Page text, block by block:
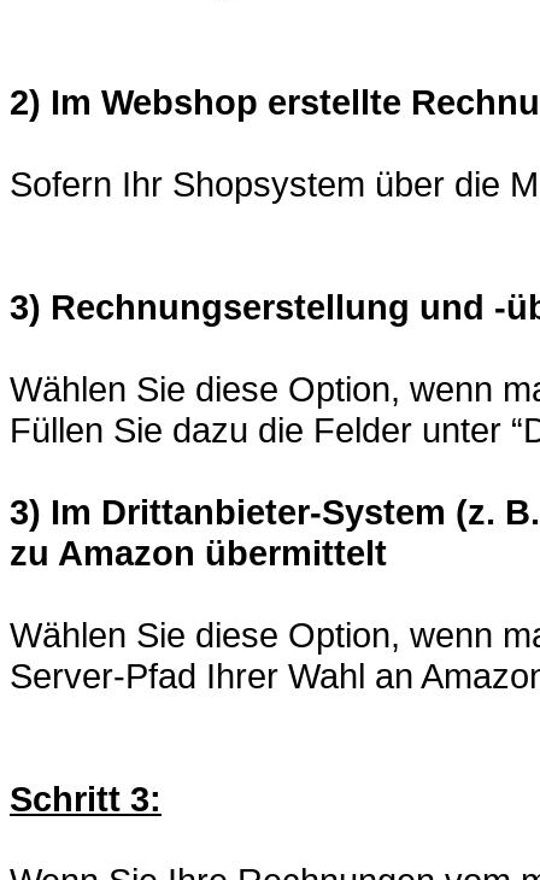
2) Im Webshop erstellte
Sofern Ihr Shopsystem über die
3) Rechnungserstellung und -
Wählen Sie diese Option, wenn
Füllen Sie dazu die Felder unter
3) Im Drittanbieter-System (z.
zu Amazon übermittelt
Wählen Sie diese Option, wenn
Server-Pfad Ihrer Wahl an
Schritt 3: